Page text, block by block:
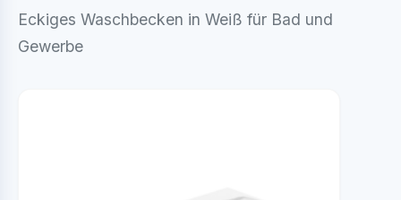
Eckiges Waschbecken in Weiß für Bad und
Gewerbe